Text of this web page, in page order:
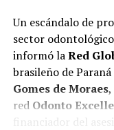
Un escándalo de
sector
informó laRed
brasileño de
Gomes de Moraes,
red Odonto
financiador del